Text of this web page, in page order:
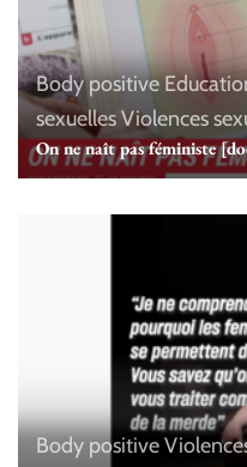
Body positive
sexuellesViolences
On ne naît pas féministe
Body positive